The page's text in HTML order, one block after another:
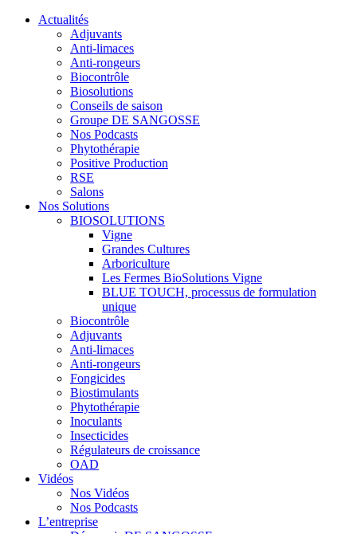
Actualités
Adjuvants
Anti-limaces
Anti-rongeurs
Biocontrôle
Biosolutions
Conseils de saison
Groupe DE SANGOSSE
Nos Podcasts
Phytothérapie
Positive Production
RSE
Salons
Nos Solutions
BIOSOLUTIONS
Vigne
Grandes Cultures
Arboriculture
Les Fermes BioSolutions Vigne
BLUE TOUCH, processus de formulation
unique
Biocontrôle
Adjuvants
Anti-limaces
Anti-rongeurs
Fongicides
Biostimulants
Phytothérapie
Inoculants
Insecticides
Régulateurs de croissance
OAD
Vidéos
Nos Vidéos
Nos Podcasts
L’entreprise